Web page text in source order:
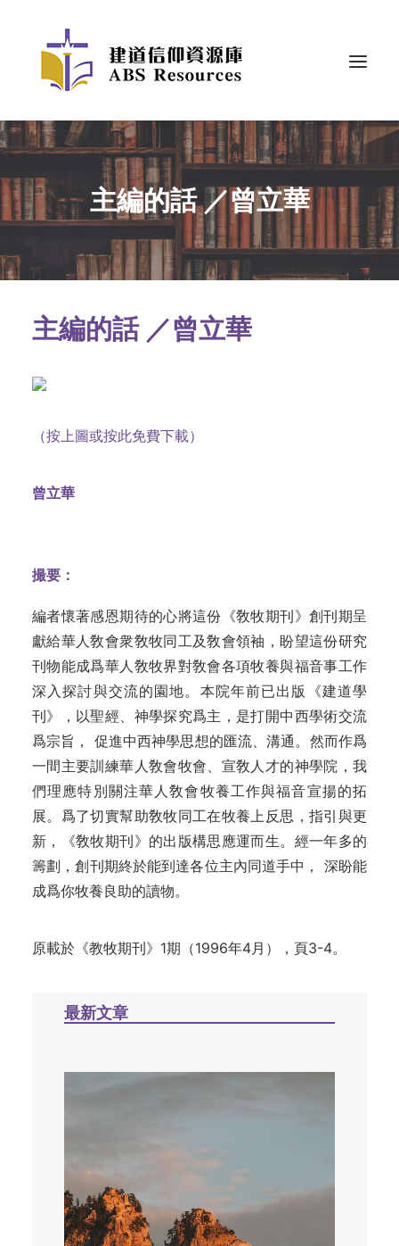
主編的話 ／曾立華
主編的話 ／曾立華
（按上圖或按此免費下載）
曾立華
撮要：
編者懷著感恩期待的心將這份《敎牧期刊》創刊期呈
獻給華人敎會衆敎牧同工及敎會領袖，盼望這份研究
刊物能成爲華人敎牧界對敎會各項牧養與福音事工作
深入探討與交流的園地。本院年前已出版《建道學
刊》，以聖經、神學探究爲主，是打開中西學術交流
爲宗旨， 促進中西神學思想的匯流、溝通。然而作爲
一間主要訓練華人敎會牧會、宣敎人才的神學院，我
們理應特別關注華人敎會牧養工作與福音宣揚的拓
展。爲了切實幫助敎牧同工在牧養上反思，指引與更
新，《敎牧期刊》的出版構思應運而生。經一年多的
籌劃，創刊期終於能到達各位主內同道手中， 深盼能
成爲你牧養良助的讀物。
原載於《教牧期刊》1期（1996年4月），頁3-4。
最新文章